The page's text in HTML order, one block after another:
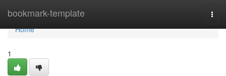
bookmark-template
Home
Home
1